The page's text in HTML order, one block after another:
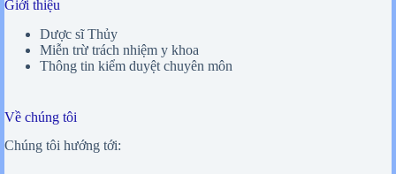
Giới thiệu
Dược sĩ Thủy
Miễn trừ trách nhiệm y khoa
Thông tin kiểm duyệt chuyên môn
Về chúng tôi
Chúng tôi hướng tới: